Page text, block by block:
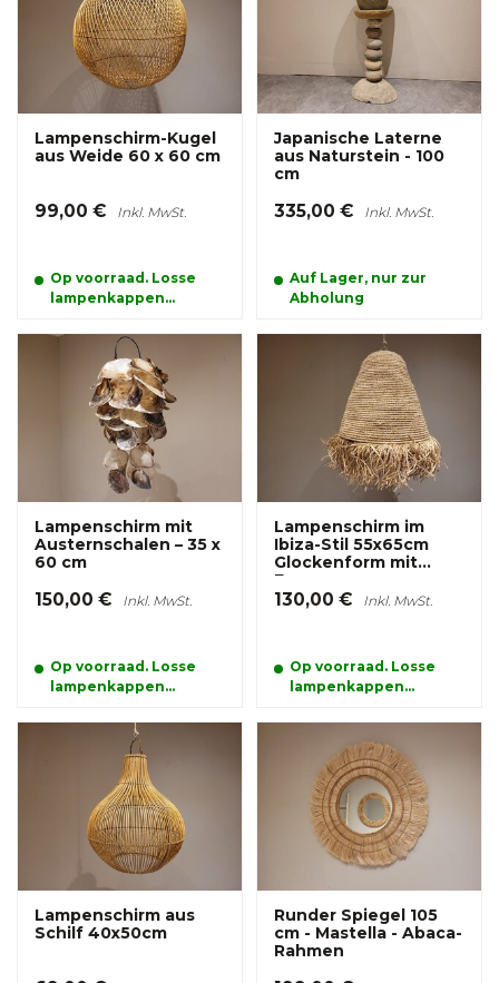
Lampenschirm-Kugel
aus Weide 60 x 60 cm
99,00 € Inkl. MwSt.
Op voorraad. Losse
lampenkappen
afgehaald worden
Japanische Laterne
aus Naturstein - 100
cm
335,00 € Inkl. MwSt.
Auf Lager, nur zur
Abholung
Lampenschirm mit
Austernschalen – 35 x
60 cm
150,00 € Inkl. MwSt.
Op voorraad. Losse
lampenkappen
afgehaald worden
Lampenschirm im
Ibiza-Stil 55x65cm
Glockenform mit
Franzen
130,00 € Inkl. MwSt.
Op voorraad. Losse
lampenkappen
afgehaald worden
Lampenschirm aus
Schilf 40x50cm
Runder Spiegel 105
cm - Mastella - Abaca-
Rahmen